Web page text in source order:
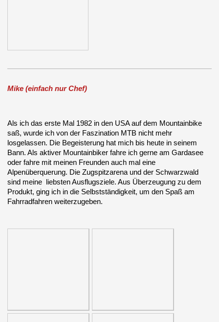
Mike (einfach nur Chef)
Als ich das erste Mal 1982 in den USA auf dem Mountainbike
saß, wurde ich von der Faszination MTB nicht mehr
losgelassen. Die Begeisterung hat mich bis heute in seinem
Bann. Als aktiver Mountainbiker fahre ich gerne am Gardasee
oder fahre mit meinen Freunden auch mal eine
Alpenüberquerung. Die Zugspitzarena und der Schwarzwald
sind meine liebsten Ausflugsziele. Aus Überzeugung zu dem
Produkt, ging ich in die Selbstständigkeit, um den Spaß am
Fahrradfahren weiterzugeben.